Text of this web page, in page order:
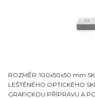
ROZMĚR: 100x50x50 mm
LEŠTĚNÉHO OPTICKÉHO
GRAFICKOU PŘÍPRAVU A